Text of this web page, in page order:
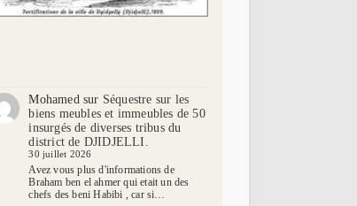
Mohamed sur Séquestre sur les
biens meubles et immeubles de 50
insurgés de diverses tribus du
district de DJIDJELLI.
30 juillet 2026
Avez vous plus d'informations de
Braham ben el ahmer qui etait un des
chefs des beni Habibi , car si…